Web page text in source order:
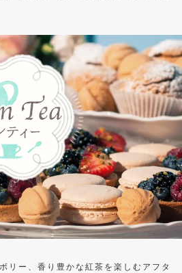
リー、香り豊かな紅茶を楽しむアフタ